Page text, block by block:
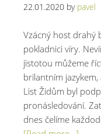
22.01.2020 by pavel
Vzácný host drahý
pokladnici víry.
jistotou můžeme
brilantním
List Židům byl
pronásledování.
dnes čelíme